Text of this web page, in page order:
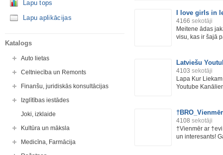
Lapu tops
Lapu aplikācijas
Katalogs
Auto lietas
Celtniecība un Remonts
Finanšu, juridiskās konsultācijas
Izglītības iestādes
Joki, izklaide
Kultūra un māksla
Medicīna, Farmācija
I love girls in
4166 sekotāji
Meitene ādas
visu, kas ir šajā
Latviešu
4103 sekotāji
Lapa Kur
Youtube
4108 sekotāji
†Vienmēr ar
un interesants!